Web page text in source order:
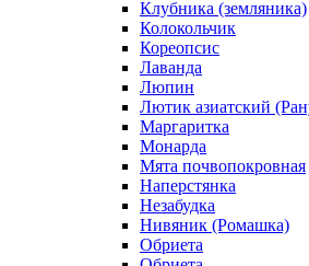
Клубника (земляника)
Колокольчик
Кореопсис
Лаванда
Люпин
Лютик азиатский
Маргаритка
Монарда
Мята почвопокровная
Наперстянка
Незабудка
Нивяник (Ромашка)
Обриета